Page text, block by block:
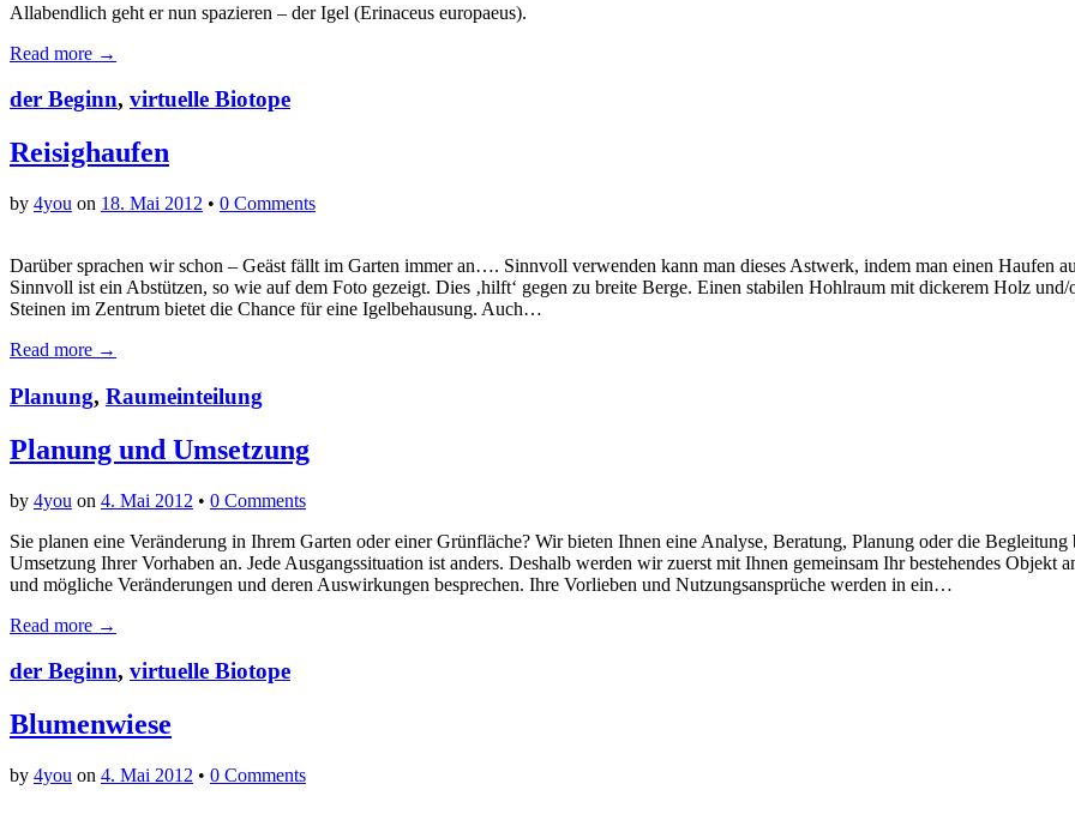
Allabendlich geht er nun spazieren – der Igel (Erinaceus europaeus).
Read more →
der Beginn, virtuelle Biotope
Reisighaufen
by 4you on 18. Mai 2012 • 0 Comments
Darüber sprachen wir schon – Geäst fällt im Garten immer an…. Sinnvoll verwenden kann man dieses Astwerk, indem man einen Haufen
Sinnvoll ist ein Abstützen, so wie auf dem Foto gezeigt. Dies ‚hilft‘ gegen zu breite Berge. Einen stabilen Hohlraum mit dickerem Holz und/
Steinen im Zentrum bietet die Chance für eine Igelbehausung. Auch…
Read more →
Planung, Raumeinteilung
Planung und Umsetzung
by 4you on 4. Mai 2012 • 0 Comments
Sie planen eine Veränderung in Ihrem Garten oder einer Grünfläche? Wir bieten Ihnen eine Analyse, Beratung, Planung oder die Begleitung
Umsetzung Ihrer Vorhaben an. Jede Ausgangssituation ist anders. Deshalb werden wir zuerst mit Ihnen gemeinsam Ihr bestehendes Objekt
und mögliche Veränderungen und deren Auswirkungen besprechen. Ihre Vorlieben und Nutzungsansprüche werden in ein…
Read more →
der Beginn, virtuelle Biotope
Blumenwiese
by 4you on 4. Mai 2012 • 0 Comments